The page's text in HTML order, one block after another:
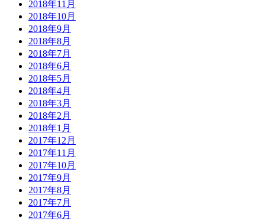
2018年11月
2018年10月
2018年9月
2018年8月
2018年7月
2018年6月
2018年5月
2018年4月
2018年3月
2018年2月
2018年1月
2017年12月
2017年11月
2017年10月
2017年9月
2017年8月
2017年7月
2017年6月